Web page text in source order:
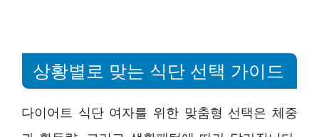
상황별로 맞는 식단 선택 가이드
다이어트 식단 여자를 위한 맞춤형 선택은 체중